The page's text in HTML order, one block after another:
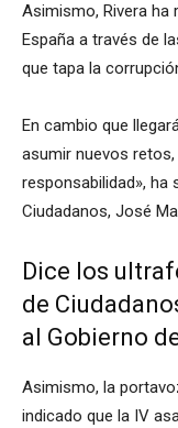
Asimismo, Rivera ha
España a través de
que tapa la
En cambio que
asumir nuevos
responsabilidad», ha
Ciudadanos, José
Dice los
de
al Gobierno
Asimismo, la
indicado que la IV